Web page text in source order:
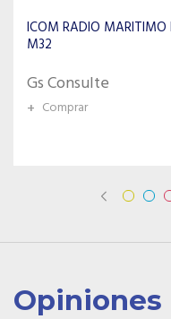
UNIDEN RADIO MARITIMO
Gs Consulte
Opiniones